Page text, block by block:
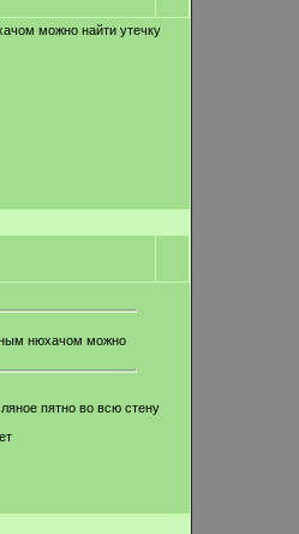
можно найти утечку
нюхачом можно
пятно во всю стену